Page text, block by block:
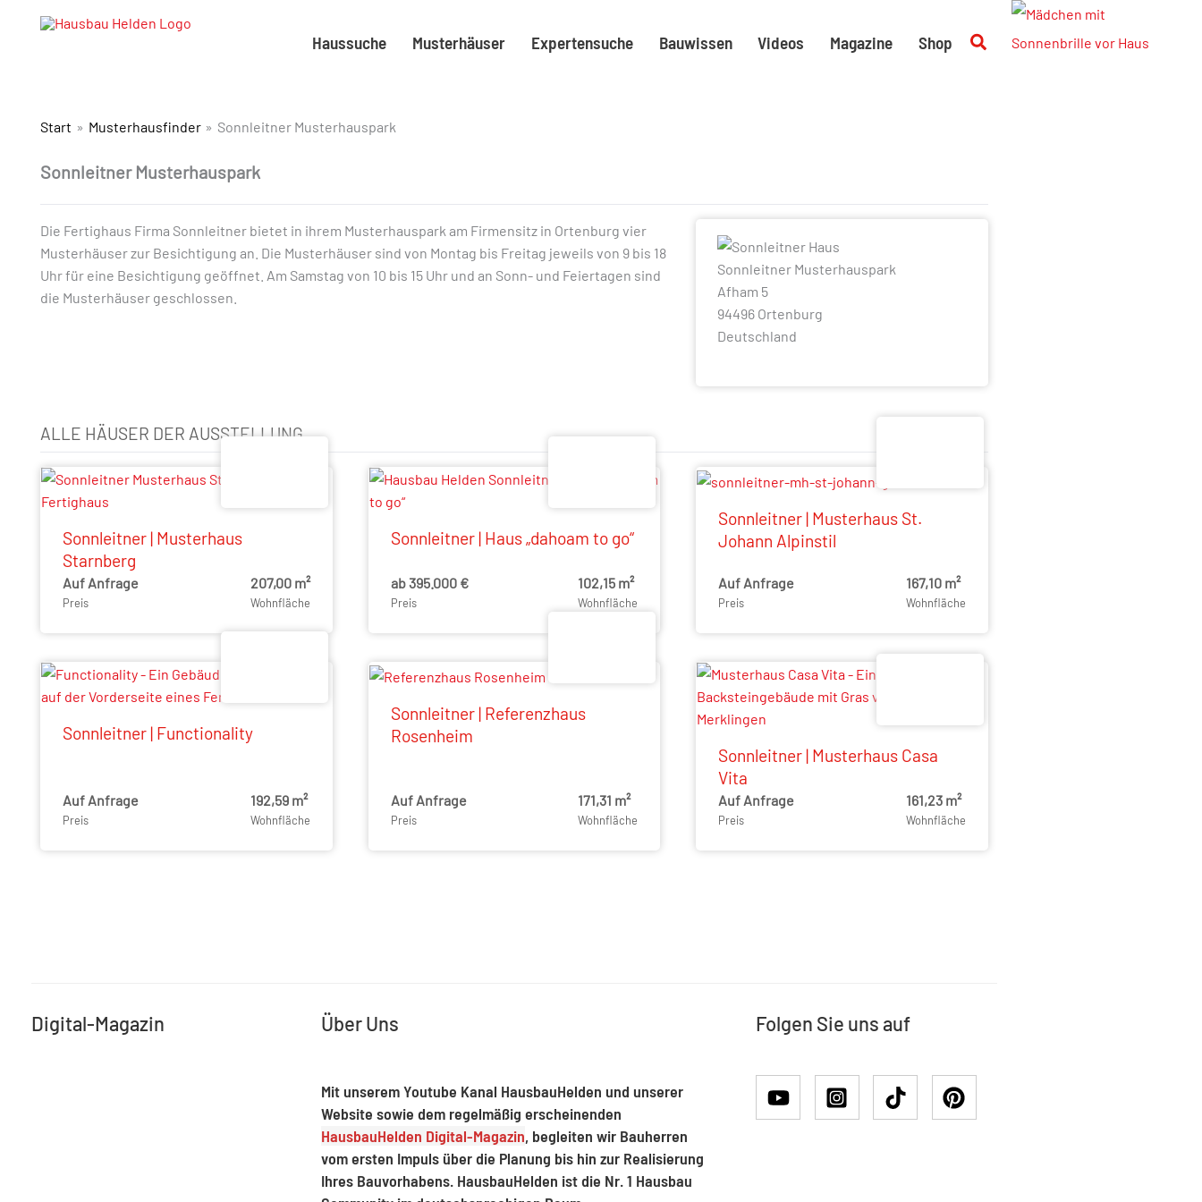
Haussuche Musterhäuser Expertensuche Bauwissen Videos Magazine Shop Suchen
Start Musterhausfinder Sonnleitner Musterhauspark
Sonnleitner Musterhauspark
Die Fertighaus Firma Sonnleitner bietet in ihrem Musterhauspark am Firmensitz in Ortenburg vier
Musterhäuser zur Besichtigung an. Die Musterhäuser sind von Montag bis Freitag jeweils von 9 bis 18
Uhr für eine Besichtigung geöffnet. Am Samstag von 10 bis 15 Uhr und an Sonn- und Feiertagen sind
die Musterhäuser geschlossen.
Sonnleitner Musterhauspark
Afham 5
94496 Ortenburg
Deutschland
ALLE HÄUSER DER AUSSTELLUNG
Sonnleitner | Musterhaus
Starnberg
Auf Anfrage
Preis
207,00 m²
Wohnfläche
Sonnleitner | Haus „dahoam to go“
ab 395.000 €
Preis
102,15 m²
Wohnfläche
Sonnleitner | Musterhaus St.
Johann Alpinstil
Auf Anfrage
Preis
167,10 m²
Wohnfläche
Sonnleitner | Functionality
Auf Anfrage
Preis
192,59 m²
Wohnfläche
Sonnleitner | Referenzhaus
Rosenheim
Auf Anfrage
Preis
171,31 m²
Wohnfläche
Sonnleitner | Musterhaus Casa
Vita
Auf Anfrage
Preis
161,23 m²
Wohnfläche
Digital-Magazin Über Uns
Mit unserem Youtube Kanal HausbauHelden und unserer
Website sowie dem regelmäßig erscheinenden
HausbauHelden Digital-Magazin, begleiten wir Bauherren
vom ersten Impuls über die Planung bis hin zur Realisierung
Ihres Bauvorhabens. HausbauHelden ist die Nr. 1 Hausbau
Folgen Sie uns auf